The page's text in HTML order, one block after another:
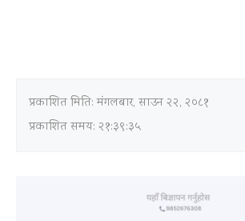
प्रकाशित मिति:मंगलबार, साउन २२, २०८१
प्रकाशित समय: २१:३९:३५